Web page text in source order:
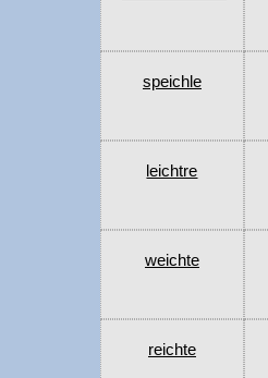
speichle
leichtre
weichte
reichte